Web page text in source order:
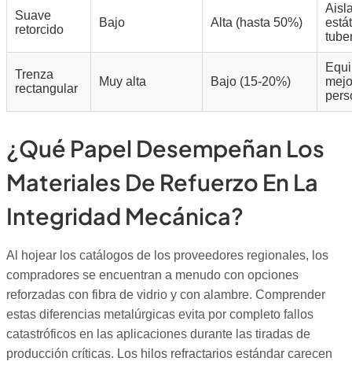
Suave
retorcido
Bajo Alta (hasta 50%)
Trenza
rectangular
Muy alta Bajo (15-20%)
¿Qué Papel Desempeñan Los
Materiales De Refuerzo En La
Integridad Mecánica?
Al hojear los catálogos de los proveedores regionales, los
compradores se encuentran a menudo con opciones
reforzadas con fibra de vidrio y con alambre. Comprender
estas diferencias metalúrgicas evita por completo fallos
catastróficos en las aplicaciones durante las tiradas de
producción críticas. Los hilos refractarios estándar carecen